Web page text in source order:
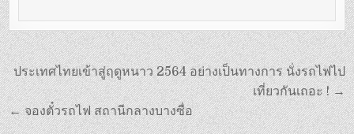
แนะแนว
เรื่อง
ประเทศไทยเข้าสู่ฤดูหนาว 2564 อย่างเป็นทางการ นั่งรถไฟไป
เที่ยวกันเถอะ ! →
← จองตั๋วรถไฟ สถานีกลางบางซื่อ